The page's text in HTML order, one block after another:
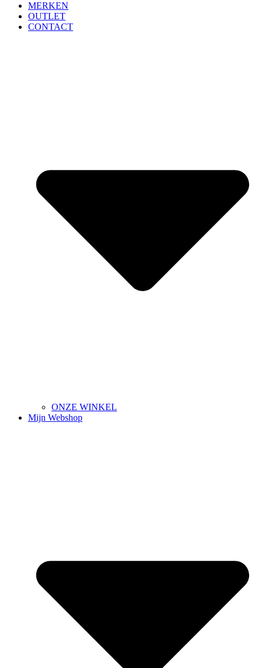
MERKEN
OUTLET
CONTACT
ONZE WINKEL
Mijn Webshop